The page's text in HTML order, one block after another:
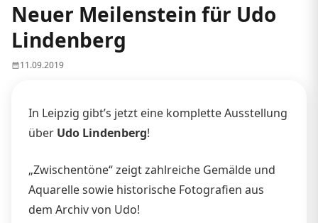
Neuer Meilenstein für Udo
Lindenberg
11.09.2019
In Leipzig gibt’s jetzt eine komplette Ausstellung
über Udo Lindenberg!
„Zwischentöne“ zeigt zahlreiche Gemälde und
Aquarelle sowie historische Fotografien aus
dem Archiv von Udo!